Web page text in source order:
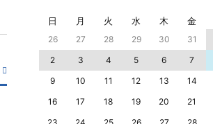
日 月 火 水 木 金
26 27 28 29 30 31
2
3 4 5 6 7
9
10 11 12 13 14
16
17 18 19 20 21